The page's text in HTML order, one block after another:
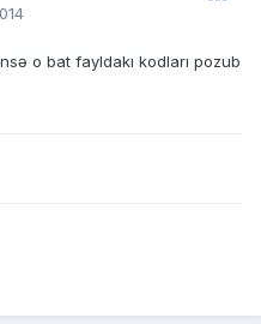
o bat fayldakı kodları pozub